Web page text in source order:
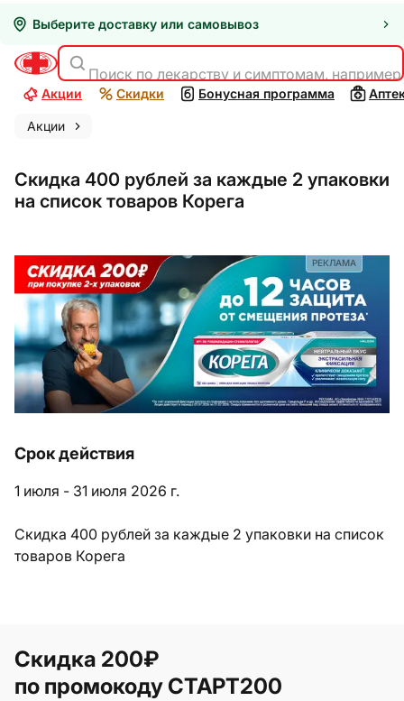
Выберите доставку или самовывоз
Поиск по лекарству и симптомам,
Акции Скидки Бонусная программа
Акции
Скидка 400 рублей за каждые 2 упаковки
на список товаров Корега
Срок действия
1 июля - 31 июля 2026 г.
Скидка 400 рублей за каждые 2 упаковки на список
товаров Корега
РЕКЛАМА
Скидка 200₽
по промокоду СТАРТ200